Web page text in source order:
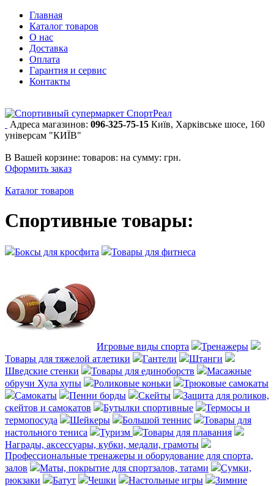
Главная
Каталог товаров
О нас
Доставка
Оплата
Гарантия и сервис
Контакты
Адреса магазинов: 096-325-75-15 Київ, Харківське шосе, 160
універсам "КИЇВ"
В Вашей корзине: товаров: на сумму: грн.
Оформить заказ
Каталог товаров
Спортивные товары:
Боксы для кросфита Товары для фитнеса
Игровые виды спорта
Тренажеры
Товары для тяжелой атлетики
Гантели
Штанги
Шведские стенки
Товары для единоборств
Масажные
обручи Хула хупы
Роликовые коньки
Трюковые самокаты
Cамокаты
Пенни борды Скейты
Защита для роликов,
скейтов и самокатов
Бутылки спортивные
Термосы и
термопосуда
Шейкеры Большой теннис
Товары для
настольного тениса
Туризм
Товары для плавания
Награды, аксессуары, кубки, медали, грамоты
Профессиональные тренажеры и оборудование для спорта,
залов
Маты, покрытие для спортзалов, татами
Сумки,
рюкзаки
Батут Чешки Настольные игры
Зимние